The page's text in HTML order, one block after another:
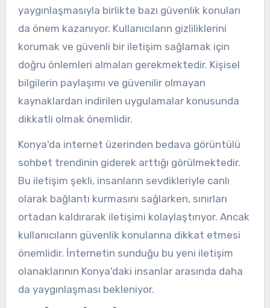
yaygınlaşmasıyla birlikte bazı güvenlik konuları
da önem kazanıyor. Kullanıcıların gizliliklerini
korumak ve güvenli bir iletişim sağlamak için
doğru önlemleri almaları gerekmektedir. Kişisel
bilgilerin paylaşımı ve güvenilir olmayan
kaynaklardan indirilen uygulamalar konusunda
dikkatli olmak önemlidir.
Konya'da internet üzerinden bedava görüntülü
sohbet trendinin giderek arttığı görülmektedir.
Bu iletişim şekli, insanların sevdikleriyle canlı
olarak bağlantı kurmasını sağlarken, sınırları
ortadan kaldırarak iletişimi kolaylaştırıyor. Ancak
kullanıcıların güvenlik konularına dikkat etmesi
önemlidir. İnternetin sunduğu bu yeni iletişim
olanaklarının Konya'daki insanlar arasında daha
da yaygınlaşması bekleniyor.